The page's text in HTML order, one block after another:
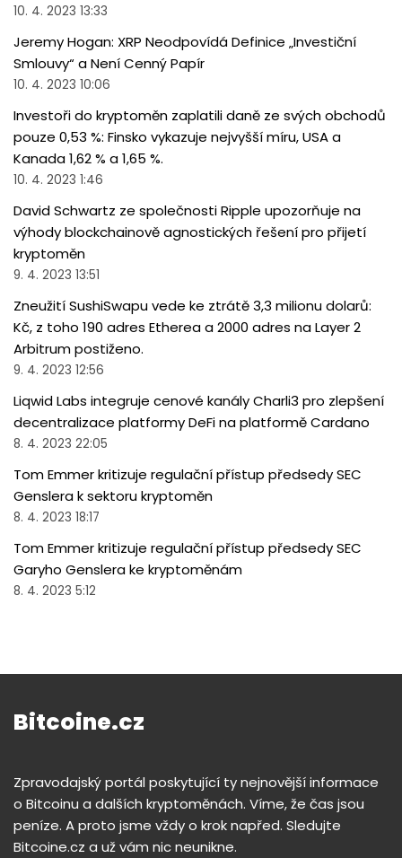
10. 4. 2023 13:33
Jeremy Hogan: XRP Neodpovídá Definice „Investiční
Smlouvy“ a Není Cenný Papír
10. 4. 2023 10:06
Investoři do kryptoměn zaplatili daně ze svých obchodů
pouze 0,53 %: Finsko vykazuje nejvyšší míru, USA a
Kanada 1,62 % a 1,65 %.
10. 4. 2023 1:46
David Schwartz ze společnosti Ripple upozorňuje na
výhody blockchainově agnostických řešení pro přijetí
kryptoměn
9. 4. 2023 13:51
Zneužití SushiSwapu vede ke ztrátě 3,3 milionu dolarů:
Kč, z toho 190 adres Etherea a 2000 adres na Layer 2
Arbitrum postiženo.
9. 4. 2023 12:56
Liqwid Labs integruje cenové kanály Charli3 pro zlepšení
decentralizace platformy DeFi na platformě Cardano
8. 4. 2023 22:05
Tom Emmer kritizuje regulační přístup předsedy SEC
Genslera k sektoru kryptoměn
8. 4. 2023 18:17
Tom Emmer kritizuje regulační přístup předsedy SEC
Garyho Genslera ke kryptoměnám
8. 4. 2023 5:12
Bitcoine.cz
Zpravodajský portál poskytující ty nejnovější informace
o Bitcoinu a dalších kryptoměnách. Víme, že čas jsou
peníze. A proto jsme vždy o krok napřed. Sledujte
Bitcoine.cz a už vám nic neunikne.